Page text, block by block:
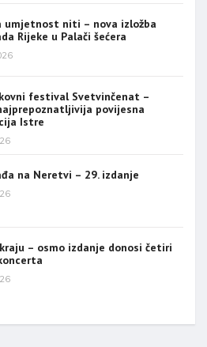
umjetnost niti – nova izložba
Rijeke u Palači šećera
festival Svetvinčenat –
povijesna
Istre
na Neretvi – 29. izdanje
– osmo izdanje donosi četiri